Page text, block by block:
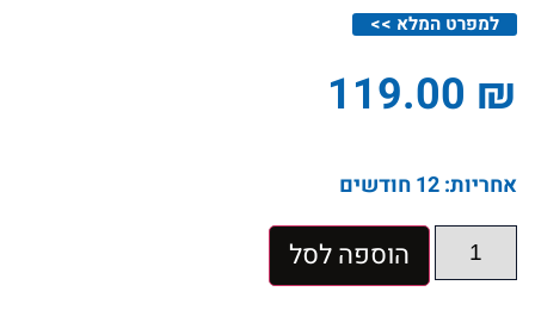
למפרט המלא >>
119.00 ₪
אחריות: 12 חודשים
הוספה לסל